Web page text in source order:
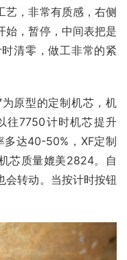
艺，非常有质感，右侧
始，暂停，中间表把是
清零，做工非常的紧
原型的定制机芯，机
往7750计时机芯提升
达40-50%，XF定制
芯质量媲美2824。自
会转动。当按计时按钮